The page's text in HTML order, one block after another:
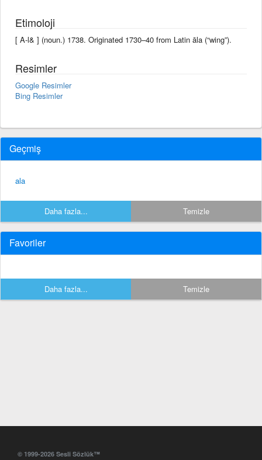
Etimoloji
[ A-l& ] (noun.) 1738. Originated 1730–40 from Latin āla (“wing”).
Resimler
Google Resimler
Bing Resimler
Geçmiş
ala
Daha fazla... Temizle
Favoriler
Daha fazla... Temizle
© 1999-2026 Sesli Sözlük™